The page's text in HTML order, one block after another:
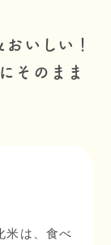
いしい！
そのまま
米は、食べ